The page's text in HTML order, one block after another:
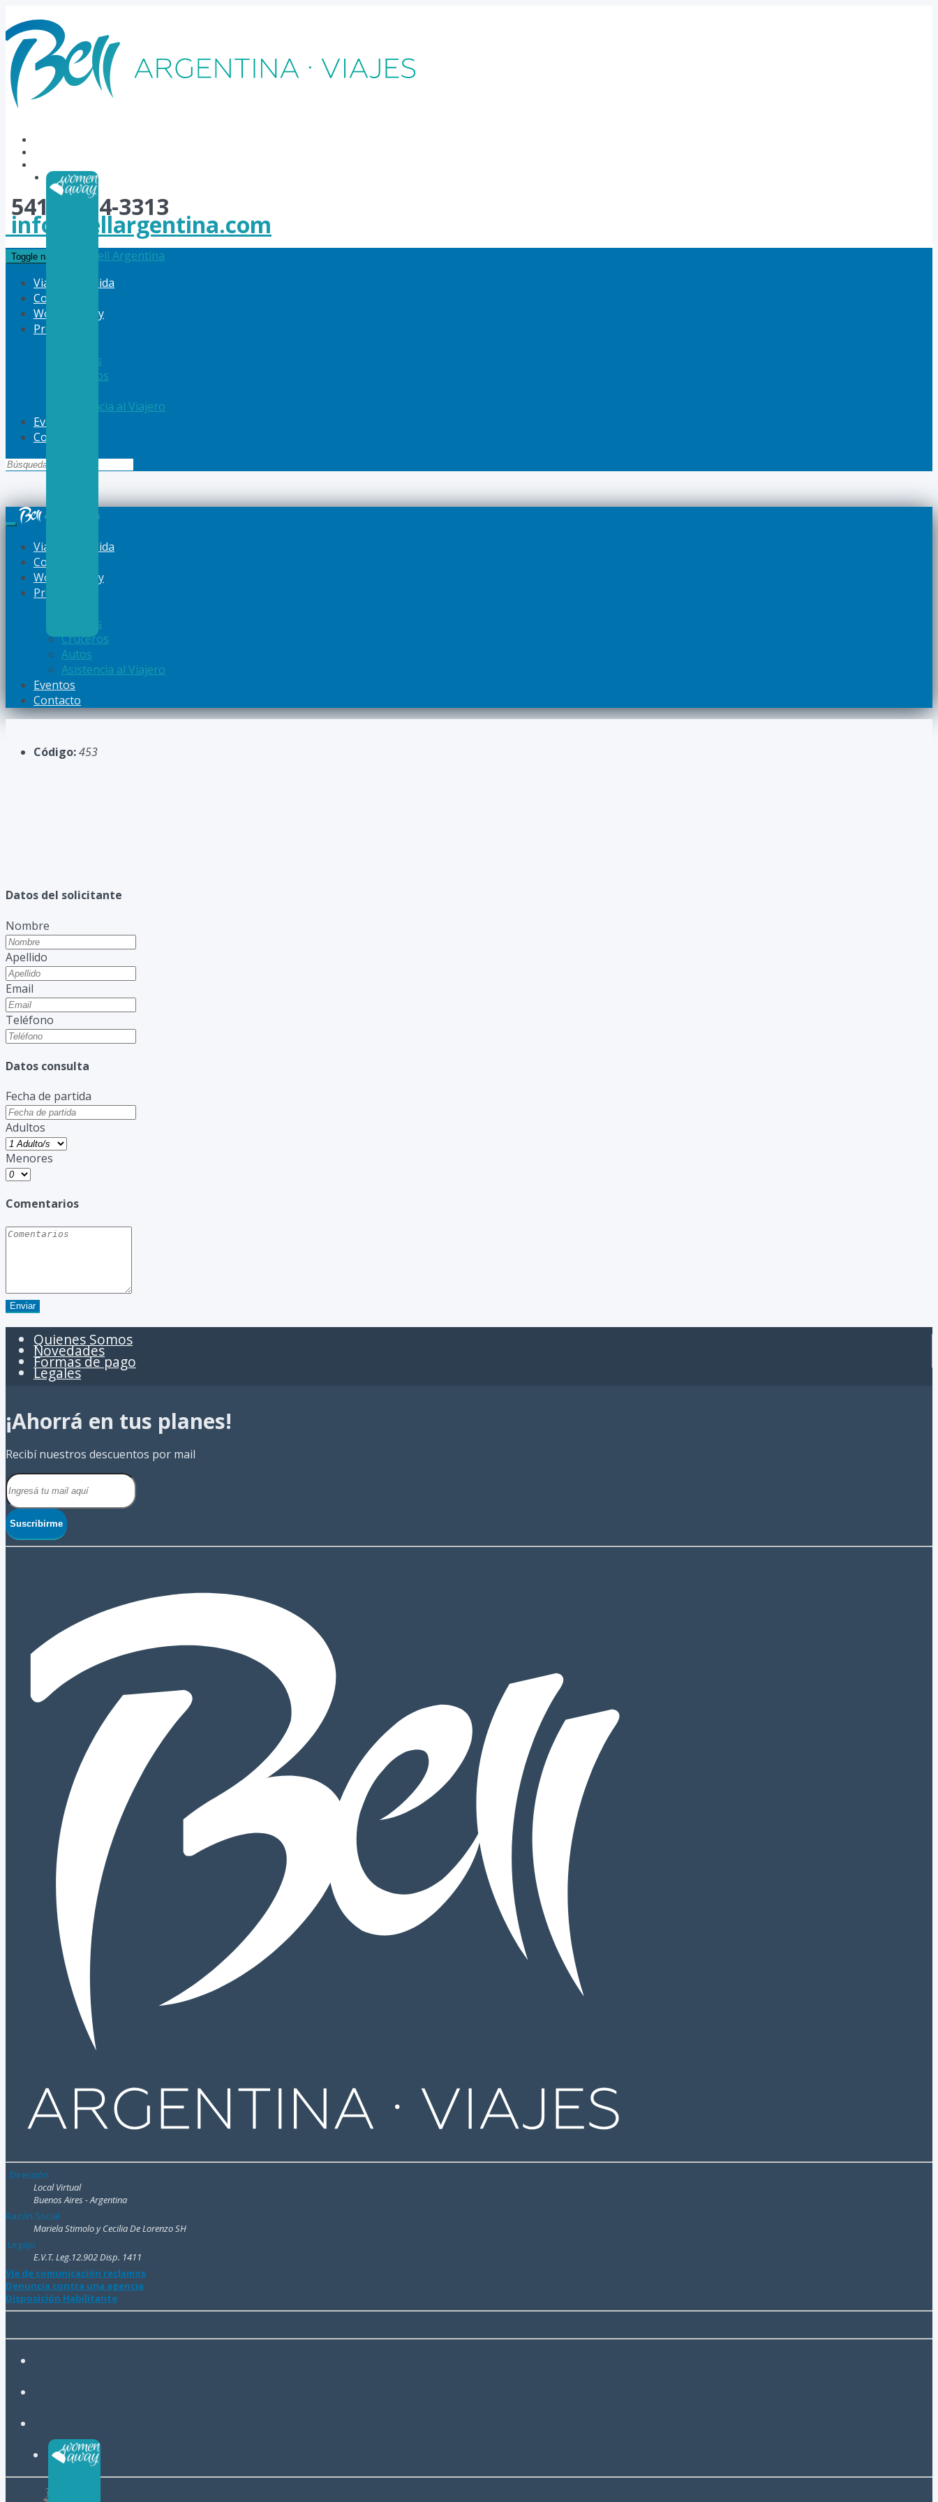
54114784-3313
info@bellargentina.com
Toggle navigation
Bell Argentina
Viajes a Medida
Corporativo
Women Away
Productos
Hoteles
Cruceros
Asistencia al Viajero
Eventos
Contacto
Viajes a Medida
Corporativo
Women Away
Productos
Hoteles
Cruceros
Autos
Asistencia al Viajero
Eventos
Contacto
Código:453
Datos del solicitante
Nombre
Apellido
Email
Teléfono
Datos consulta
Fecha de partida
Adultos
Menores
Comentarios
Enviar
Quienes Somos
Novedades
Formas de pago
Legales
¡Ahorrá en tus planes!
Recibí nuestros descuentos por mail
Suscribirme
Dirección
Local Virtual
Buenos Aires - Argentina
Razón Social
Mariela Stimolo y Cecilia De Lorenzo SH
Legajo
E.V.T. Leg.12.902 Disp. 1411
Vía de comunicación reclamos
Denuncia contra una agencia
Disposición Habilitante